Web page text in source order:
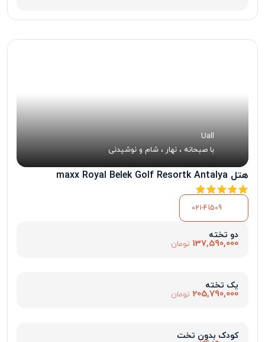
Uall
با صبحانه ، نهار ، شام و نوشیدنی
هتل maxx Royal Belek Golf Resortk Antalya
021-41509
دو تخته
137,590,000 تومان
یک تخته
205,790,000 تومان
کودک بدون تخت